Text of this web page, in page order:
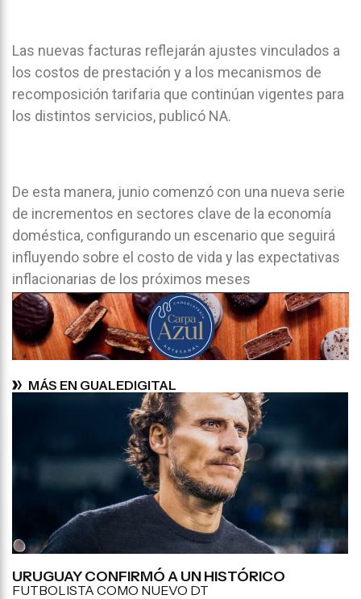
Las nuevas facturas reflejarán ajustes vinculados a
los costos de prestación y a los mecanismos de
recomposición tarifaria que continúan vigentes para
los distintos servicios, publicó NA.
De esta manera, junio comenzó con una nueva serie
de incrementos en sectores clave de la economía
doméstica, configurando un escenario que seguirá
influyendo sobre el costo de vida y las expectativas
inflacionarias de los próximos meses
MÁS EN GUALEDIGITAL
URUGUAY CONFIRMÓ A UN HISTÓRICO
FUTBOLISTA COMO NUEVO DT